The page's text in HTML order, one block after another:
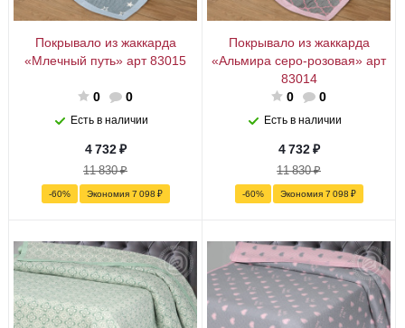
Покрывало из жаккарда
«Млечный путь» арт 83015
0 0
Есть в наличии
4 732₽
11 830₽
-60% Экономия 7 098 ₽
Покрывало из жаккарда
«Альмира серо-розовая» арт
83014
0
0
Есть в наличии
4 732₽
11 830₽
-60% Экономия 7 098 ₽